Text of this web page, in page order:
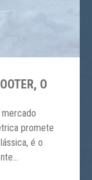
O
promete
é o